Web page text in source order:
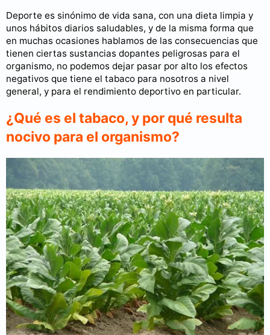
Deporte es sinónimo de vida sana, con una dieta limpia y
unos hábitos diarios saludables, y de la misma forma que
en muchas ocasiones hablamos de las consecuencias que
tienen ciertas sustancias dopantes peligrosas para el
organismo, no podemos dejar pasar por alto los efectos
negativos que tiene el tabaco para nosotros a nivel
general, y para el rendimiento deportivo en particular.
¿Qué es el tabaco, y por qué resulta
nocivo para el organismo?